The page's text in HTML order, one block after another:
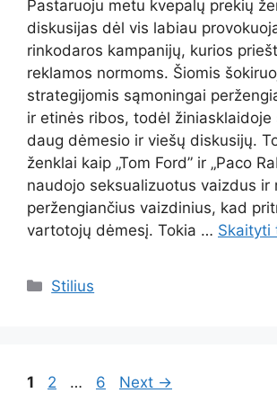
Pastaruoju metu kvepalų prekių
diskusijas dėl vis labiau
rinkodaros kampanijų, kurios
reklamos normoms. Šiomis
strategijomis sąmoningai
ir etinės ribos, todėl žiniasklaidoje
daug dėmesio ir viešų diskusijų.
ženklai kaip „Tom Ford” ir „Paco
naudojo seksualizuotus vaizdus ir
peržengiančius vaizdinius, kad
vartotojų dėmesį. Tokia … Skaityti
Kategorijos
Stilius
Page
1 Page
2 … Page
6 Next →